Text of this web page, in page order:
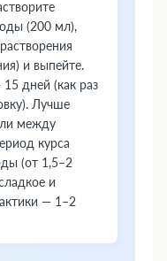
(200 мл),
и выпейте.
дней (как раз
Лучше
между
курса
(от 1,5–2
и
— 1–2